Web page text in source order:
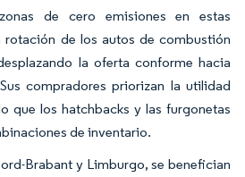
de cero emisiones en estas
rotación de los autos de combustión
la oferta conforme hacia
compradores priorizan la utilidad
que los hatchbacks y las furgonetas
de inventario.
Brabant y Limburgo, se benefician